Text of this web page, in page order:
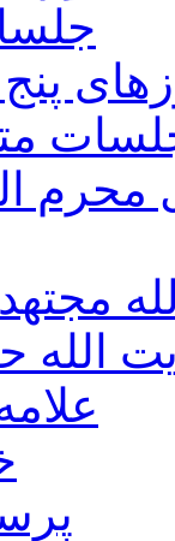
پنج
الله